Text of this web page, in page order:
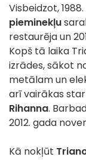
Visbeidzot,
pieminekļu
restaurēja un
Kopš tā laika
izrādes, sākot
metālam un
arī vairākas
Rihanna.
2012. gada
Kā nokļūt